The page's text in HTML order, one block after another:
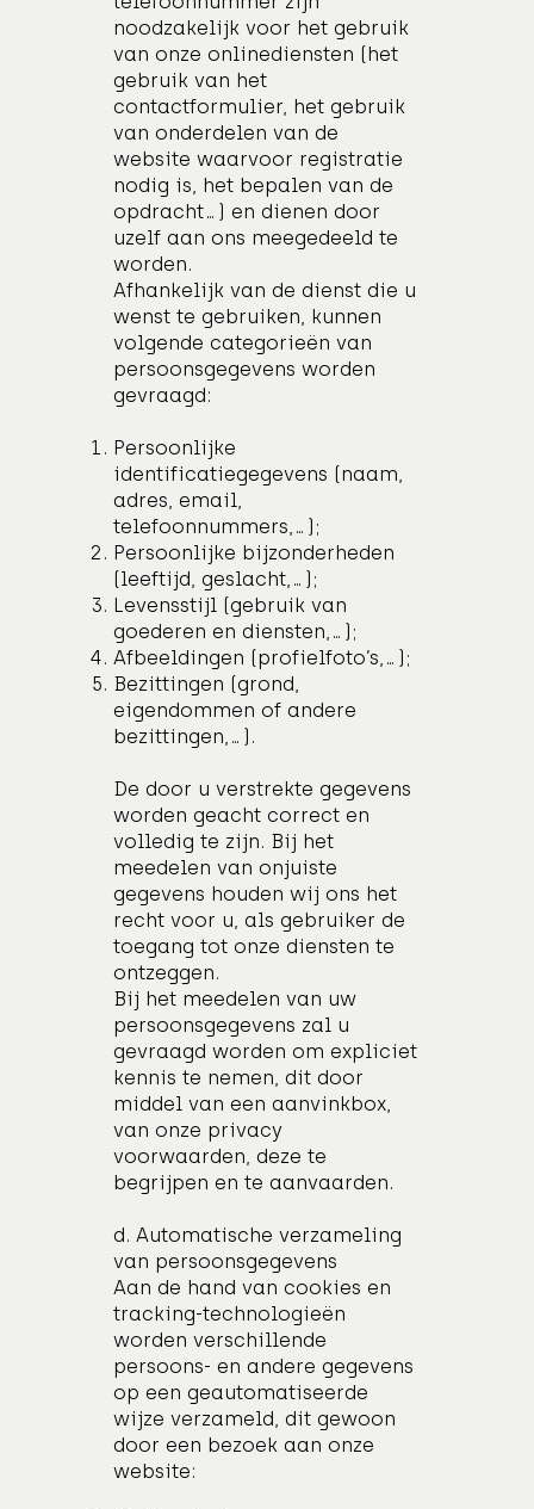
noodzakelijk voor het gebruik
van onze onlinediensten (het
gebruik van het
contactformulier, het gebruik
van onderdelen van de
website waarvoor registratie
nodig is, het bepalen van de
opdracht…) en dienen door
uzelf aan ons meegedeeld te
worden.
Afhankelijk van de dienst die u
wenst te gebruiken, kunnen
volgende categorieën van
persoonsgegevens worden
gevraagd:
Persoonlijke
identificatiegegevens (naam,
adres, email,
telefoonnummers,...);
Persoonlijke bijzonderheden
(leeftijd, geslacht,...);
Levensstijl (gebruik van
goederen en diensten,...);
Afbeeldingen (profielfoto’s,...);
Bezittingen (grond,
eigendommen of andere
bezittingen,…).
De door u verstrekte gegevens
worden geacht correct en
volledig te zijn. Bij het
meedelen van onjuiste
gegevens houden wij ons het
recht voor u, als gebruiker de
toegang tot onze diensten te
ontzeggen.
Bij het meedelen van uw
persoonsgegevens zal u
gevraagd worden om expliciet
kennis te nemen, dit door
middel van een aanvinkbox,
van onze privacy
voorwaarden, deze te
begrijpen en te aanvaarden.
d. Automatische verzameling
van persoonsgegevens
Aan de hand van cookies en
tracking-technologieën
worden verschillende
persoons- en andere gegevens
op een geautomatiseerde
wijze verzameld, dit gewoon
door een bezoek aan onze
website: